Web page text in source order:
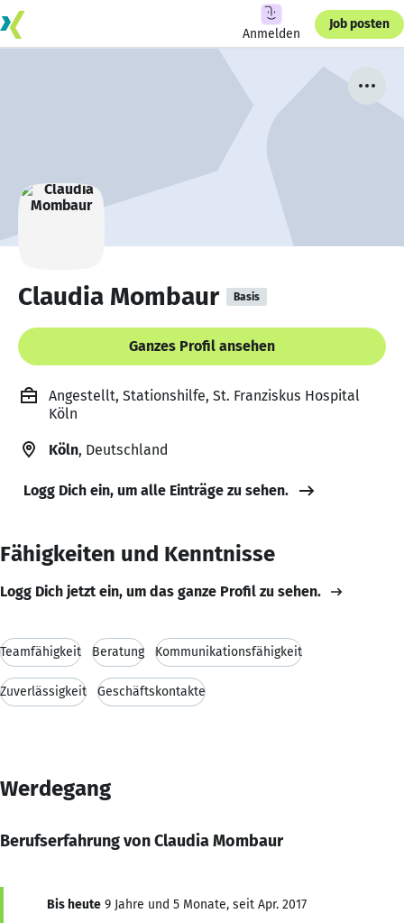
Anmelden
Job posten
Claudia Mombaur Basis
Ganzes Profil ansehen
Angestellt, Stationshilfe, St. Franziskus Hospital
Köln
Köln, Deutschland
Logg Dich ein, um alle Einträge zu sehen.
Fähigkeiten und Kenntnisse
Logg Dich jetzt ein, um das ganze Profil zu sehen.
Teamfähigkeit Beratung Kommunikationsfähigkeit
Zuverlässigkeit Geschäftskontakte
Werdegang
Berufserfahrung von Claudia Mombaur
Bis heute 9 Jahre und 5 Monate, seit Apr. 2017